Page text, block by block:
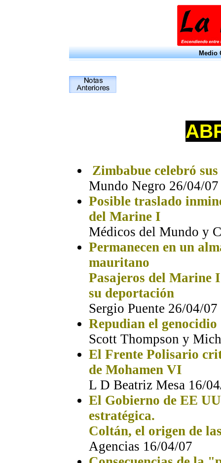
Medio
Zimbabue celebró
Mundo Negro 26/04/07
Posible traslado
del Marine I
Médicos del Mundo y
Permanecen en un
mauritano
Pasajeros del Marine
su deportación
Sergio Puente 26/04/07
Repudian el
Scott Thompson y
El Frente Polisario
de Mohamen VI
L D Beatriz Mesa 16/
El Gobierno de EE
estratégica.
Coltán, el origen de
Agencias 16/04/07